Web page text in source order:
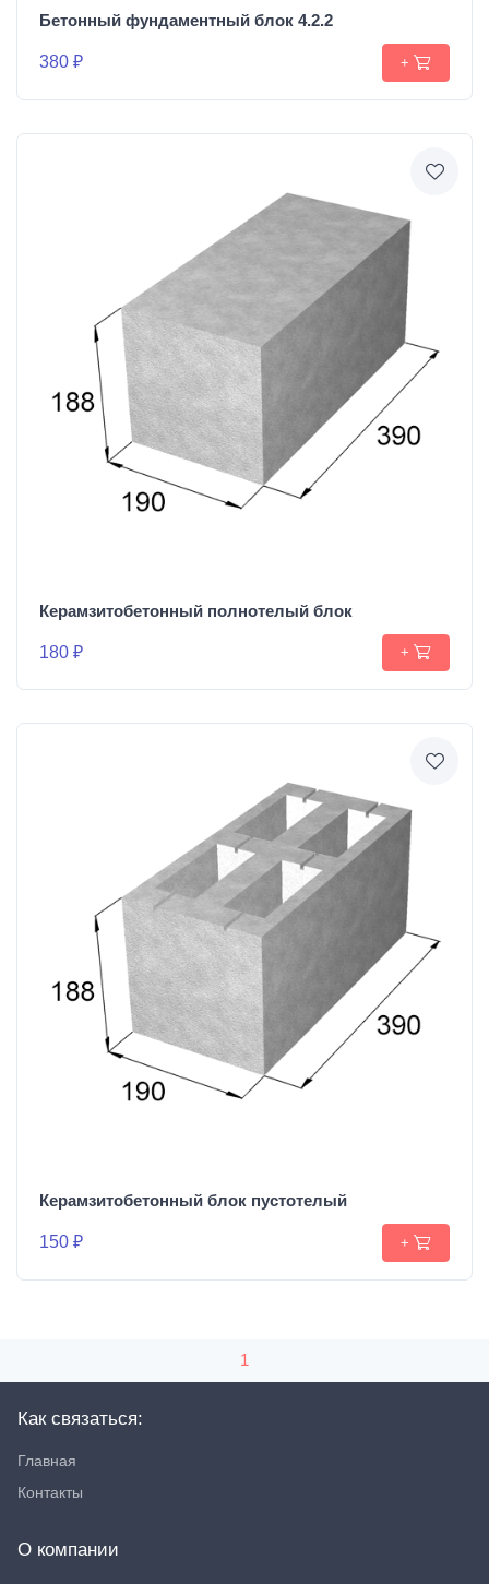
Бетонный фундаментный блок 4.2.2
380 ₽ +
Керамзитобетонный полнотелый блок
180 ₽ +
Керамзитобетонный блок пустотелый
150 ₽ +
1
Как связаться:
Главная
Контакты
О компании